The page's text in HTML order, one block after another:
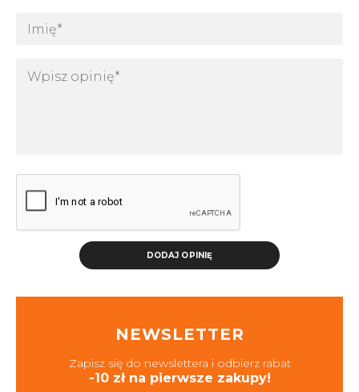
DODAJ OPINIĘ
NEWSLETTER
Zapisz się do newslettera i odbierz rabat
-10 zł na pierwsze zakupy!